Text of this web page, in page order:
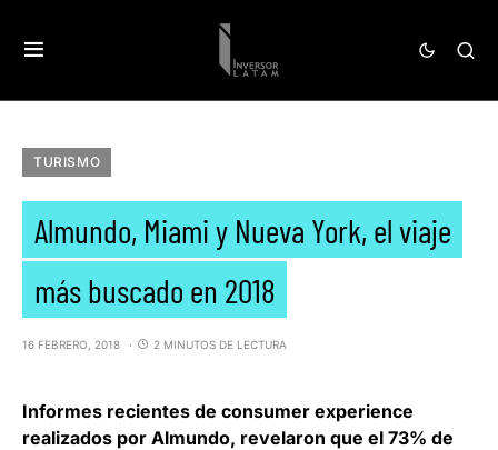
TURISMO
Almundo, Miami y Nueva York, el viaje
más buscado en 2018
16 FEBRERO, 2018 2 MINUTOS DE LECTURA
Informes recientes de consumer experience
realizados por Almundo, revelaron que el 73% de